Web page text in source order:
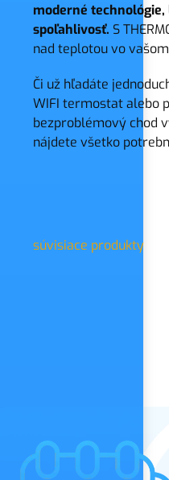
moderné
spoľahlivosť. S
nad teplotou vo
Či už hľadáte
WIFI termostat alebo
bezproblémový chod
nájdete všetko
súvisiace produkty